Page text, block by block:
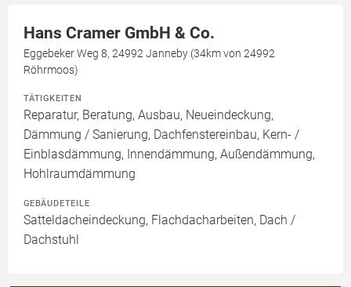
Hans Cramer GmbH & Co.
Eggebeker Weg 8, 24992 Janneby (34km von 24992
Röhrmoos)
TÄTIGKEITEN
Reparatur, Beratung, Ausbau, Neueindeckung,
Dämmung / Sanierung, Dachfenstereinbau, Kern- /
Einblasdämmung, Innendämmung, Außendämmung,
Hohlraumdämmung
GEBÄUDETEILE
Satteldacheindeckung, Flachdacharbeiten, Dach /
Dachstuhl